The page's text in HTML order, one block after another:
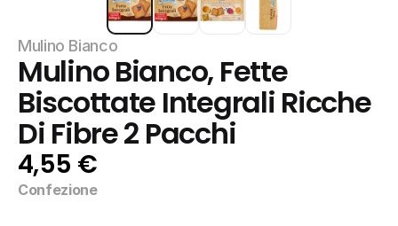
Mulino Bianco
Mulino Bianco, Fette
Biscottate Integrali Ricche
Di Fibre 2 Pacchi
4,55 €
Confezione